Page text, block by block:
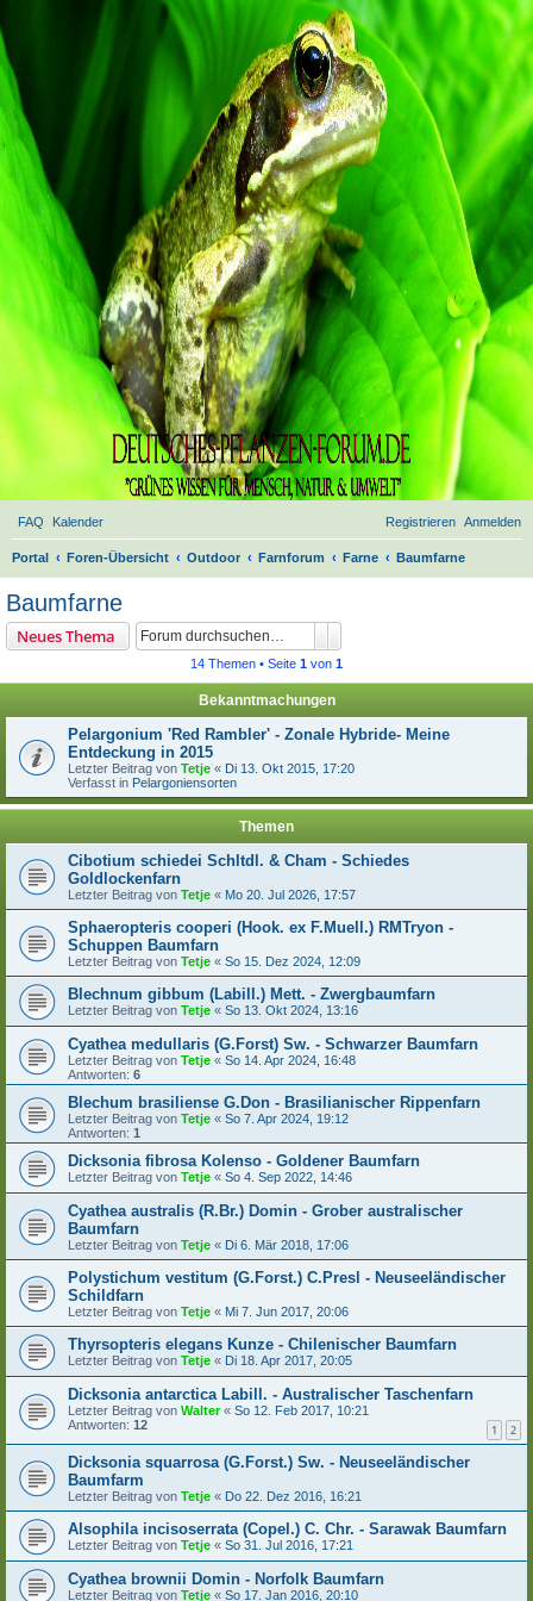
FAQ Kalender Anmelden
Registrieren
Portal Foren-Übersicht Outdoor Farnforum Farne Baumfarne
Baumfarne
Neues Thema
14 Themen • Seite 1 von 1
Bekanntmachungen
Pelargonium 'Red Rambler' - Zonale Hybride- Meine
Entdeckung in 2015
Letzter Beitrag von Tetje « Di 13. Okt 2015, 17:20
Verfasst in Pelargoniensorten
Themen
Cibotium schiedei Schltdl. & Cham - Schiedes
Goldlockenfarn
Letzter Beitrag von Tetje « Mo 20. Jul 2026, 17:57
Sphaeropteris cooperi (Hook. ex F.Muell.) RMTryon -
Schuppen Baumfarn
Letzter Beitrag von Tetje « So 15. Dez 2024, 12:09
Blechnum gibbum (Labill.) Mett. - Zwergbaumfarn
Letzter Beitrag von Tetje « So 13. Okt 2024, 13:16
Cyathea medullaris (G.Forst) Sw. - Schwarzer Baumfarn
Letzter Beitrag von Tetje « So 14. Apr 2024, 16:48
Antworten: 6
Blechum brasiliense G.Don - Brasilianischer Rippenfarn
Letzter Beitrag von Tetje « So 7. Apr 2024, 19:12
Antworten: 1
Dicksonia fibrosa Kolenso - Goldener Baumfarn
Letzter Beitrag von Tetje « So 4. Sep 2022, 14:46
Cyathea australis (R.Br.) Domin - Grober australischer
Baumfarn
Letzter Beitrag von Tetje « Di 6. Mär 2018, 17:06
Polystichum vestitum (G.Forst.) C.Presl - Neuseeländischer
Schildfarn
Letzter Beitrag von Tetje « Mi 7. Jun 2017, 20:06
Thyrsopteris elegans Kunze - Chilenischer Baumfarn
Letzter Beitrag von Tetje « Di 18. Apr 2017, 20:05
Dicksonia antarctica Labill. - Australischer Taschenfarn
Letzter Beitrag von Walter« So 12. Feb 2017, 10:21
Antworten: 12 1 2
Dicksonia squarrosa (G.Forst.) Sw. - Neuseeländischer
Baumfarm
Letzter Beitrag von Tetje « Do 22. Dez 2016, 16:21
Alsophila incisoserrata (Copel.) C. Chr. - Sarawak Baumfarn
Letzter Beitrag von Tetje « So 31. Jul 2016, 17:21
Cyathea brownii Domin - Norfolk Baumfarn
Letzter Beitrag von Tetje « So 17. Jan 2016, 20:10